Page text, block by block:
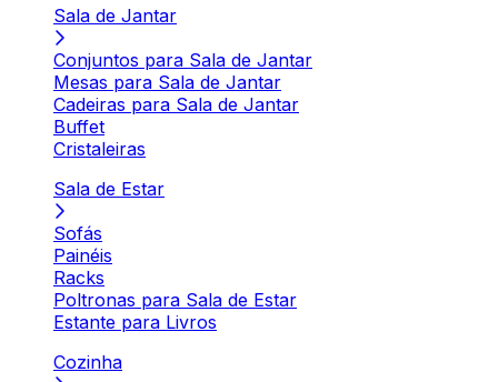
Sala de Jantar
Conjuntos para Sala de Jantar
Mesas para Sala de Jantar
Cadeiras para Sala de Jantar
Buffet
Cristaleiras
Sala de Estar
Sofás
Painéis
Racks
Poltronas para Sala de Estar
Estante para Livros
Cozinha